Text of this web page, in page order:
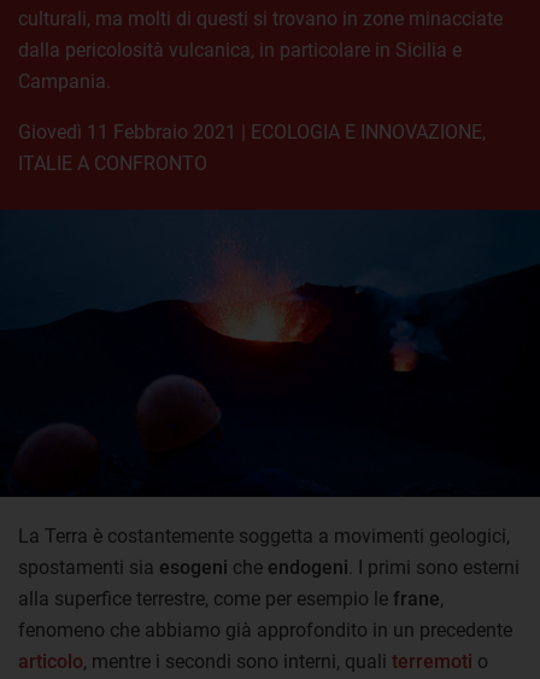
culturali, ma molti di questi si trovano in zone minacciate
dalla pericolosità vulcanica, in particolare in Sicilia e
Campania.
giovedì 11 Febbraio 2021 | ECOLOGIA E INNOVAZIONE,
ITALIE A CONFRONTO
La Terra è costantemente soggetta a movimenti geologici,
spostamenti sia esogeni che endogeni . I primi sono esterni
alla superfice terrestre, come per esempio le frane,
fenomeno che abbiamo già approfondito in un precedente
articolo, mentre i secondi sono interni, quali terremoti o